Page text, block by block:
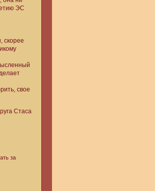
ЭС
скорее
свое
Стаса
за